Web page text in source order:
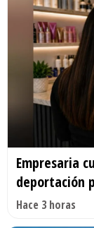
Empresaria
deportación
Hace 3 horas